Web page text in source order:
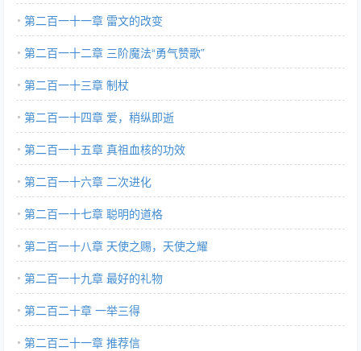
第二百一十一章 雷文的改变
第二百一十二章 三阶魔法“勇气赞歌”
第二百一十三章 制杖
第二百一十四章 爱，稍纵即逝
第二百一十五章 真祖血核的功效
第二百一十六章 二次进化
第二百一十七章 聪明的道格
第二百一十八章 天使之赐，天使之耀
第二百一十九章 最好的礼物
第二百二十章 一举三得
第二百二十一章 推荐信